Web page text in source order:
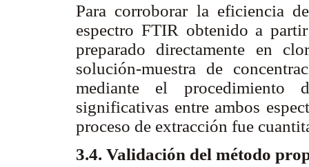
Para corroborar la eficiencia
espectro FTIR obtenido a
preparado directamente en
solución-muestra de
mediante el procedimiento
significativas entre ambos
proceso de extracción fue
3.4. Validación del método